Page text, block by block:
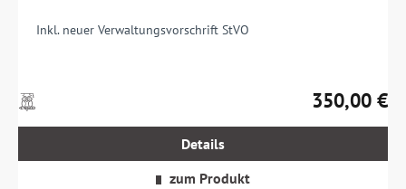
Inkl. neuer Verwaltungsvorschrift StVO
Regulärer
350,00 €
Preise
inkl.
Details
zum Produkt